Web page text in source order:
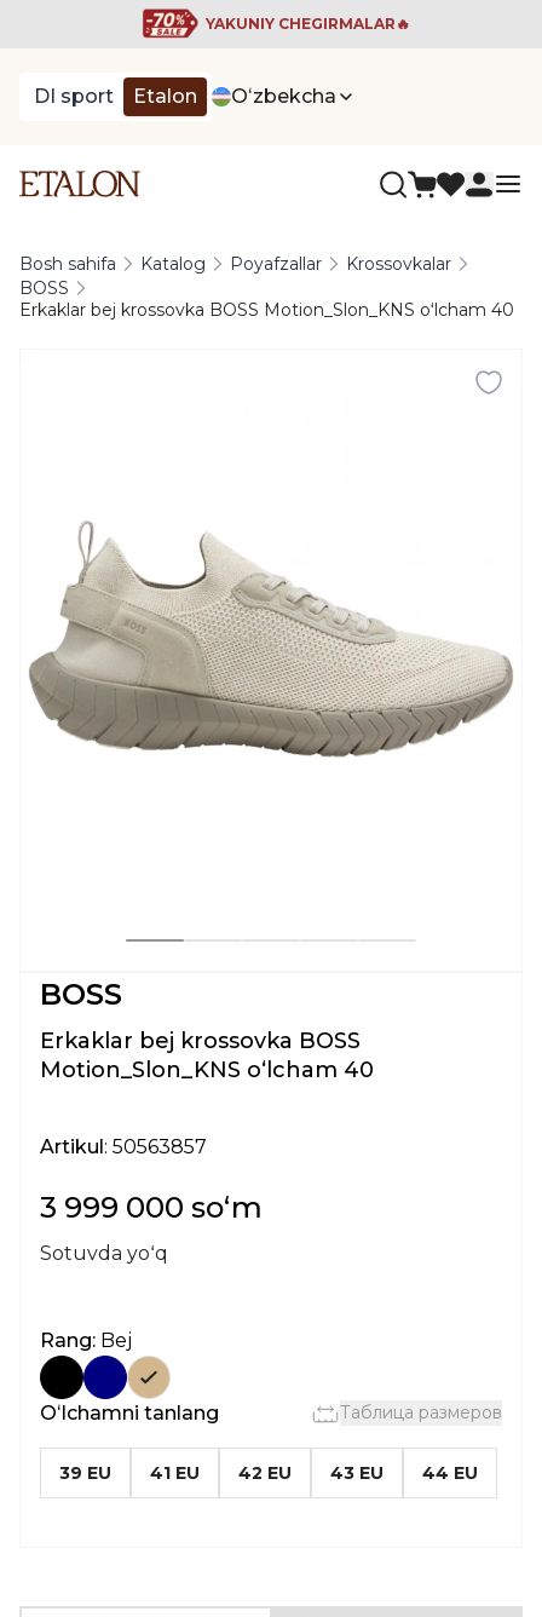
YAKUNIY CHEGIRMALAR🔥
DI sport Etalon Oʻzbekcha
Bosh sahifa Katalog Poyafzallar
Krossovkalar
BOSS
Erkaklar bej krossovka BOSS Motion_Slon_KNS oʻlcham 40
BOSS
Erkaklar bej krossovka BOSS
Motion_Slon_KNS oʻlcham 40
Artikul: 50563857
3 999 000 soʻm
Sotuvda yoʻq
Rang: Bej
Oʻlchamni tanlang Таблица размеров
39 EU 41 EU 42 EU 43 EU 44 EU